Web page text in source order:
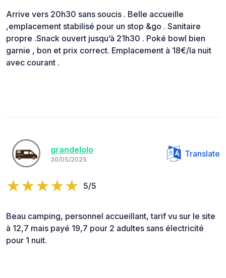
Arrive vers 20h30 sans soucis . Belle accueille
,emplacement stabilisé pour un stop &go . Sanitaire
propre .Snack ouvert jusqu’à 21h30 . Poké bowl bien
garnie , bon et prix correct. Emplacement à 18€/la nuit
avec courant .
grandelolo
30/05/2025
Translate
5/5
Beau camping, personnel accueillant, tarif vu sur le site
à 12,7 mais payé 19,7 pour 2 adultes sans électricité
pour 1 nuit.